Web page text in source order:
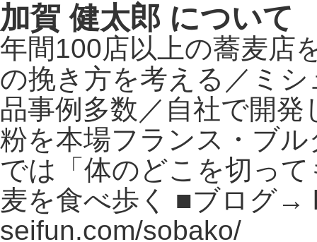
加賀 健太郎 について
年間100店以上の蕎麦店
の挽き方を考える／ミ
品事例多数／自社で開
粉を本場フランス・ブ
では「体のどこを切っ
麦を食べ歩く ■ブログ→
seifun.com/sobako/